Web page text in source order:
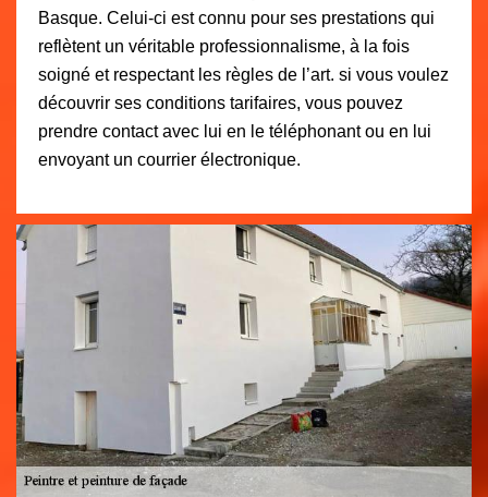
Basque. Celui-ci est connu pour ses prestations qui
reflètent un véritable professionnalisme, à la fois
soigné et respectant les règles de l’art. si vous voulez
découvrir ses conditions tarifaires, vous pouvez
prendre contact avec lui en le téléphonant ou en lui
envoyant un courrier électronique.